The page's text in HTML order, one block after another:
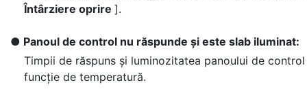
Întârziere oprire ].
Panoul de control nu răspunde și este slab iluminat:
Timpii de răspuns și luminozitatea panoului de
funcție de temperatură.